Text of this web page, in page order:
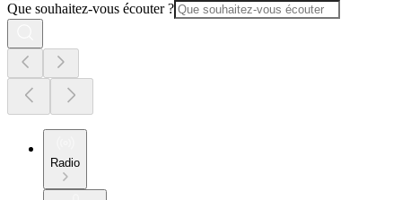
Que souhaitez-vous écouter ?
Radio